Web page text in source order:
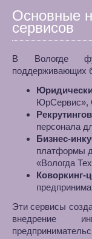
Основные
сервисов
В Вологде
поддерживающих
ЮрСервис»,
персонала
Бизнес-
платформы
«Вологда
Коворкинг-
Эти сервисы
внедрение